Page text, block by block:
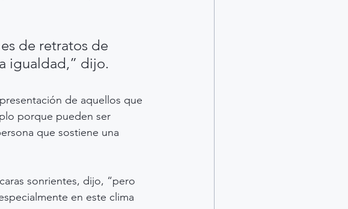
de retratos de
igualdad,” dijo.
de aquellos que
porque pueden ser
que sostiene una
sonrientes, dijo, “pero
en este clima